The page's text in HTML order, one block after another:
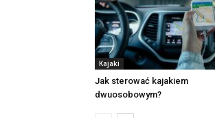
Kajaki
Jak sterować kajakiem
dwuosobowym?